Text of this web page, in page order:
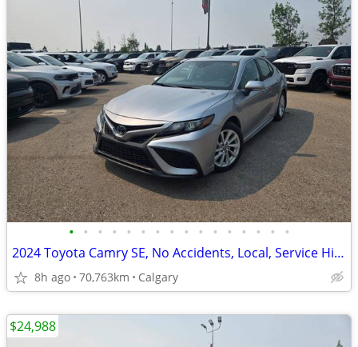
• • • • • • • • • • • • • • • •
2024 Toyota Camry SE, No Accidents, Local, Service History #11068A
8h ago 70,763km Calgary
$24,988